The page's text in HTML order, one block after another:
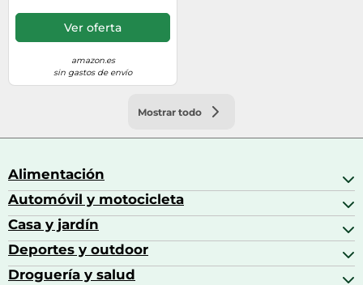
Ver oferta
amazon.es
sin gastos de envío
Mostrar todo
Alimentación
Bebidas
Bebidas espirituosas
Brandy
Café
Automóvil y motocicleta
Accesorios para coche
Aceite de motor y manutención
Aceites motor
Casa y jardín
Accesorios de hogar y cocina
Aires acondicionados
Deportes y outdoor
Balones de fútbol
Droguería y salud